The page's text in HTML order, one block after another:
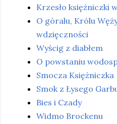
Krzesło księżniczki
O góralu, Królu
wdzięczności
Wyścig z diabłem
O powstaniu
Smocza Księżniczka
Smok z Łysego
Bies i Czady
Widmo Brockenu